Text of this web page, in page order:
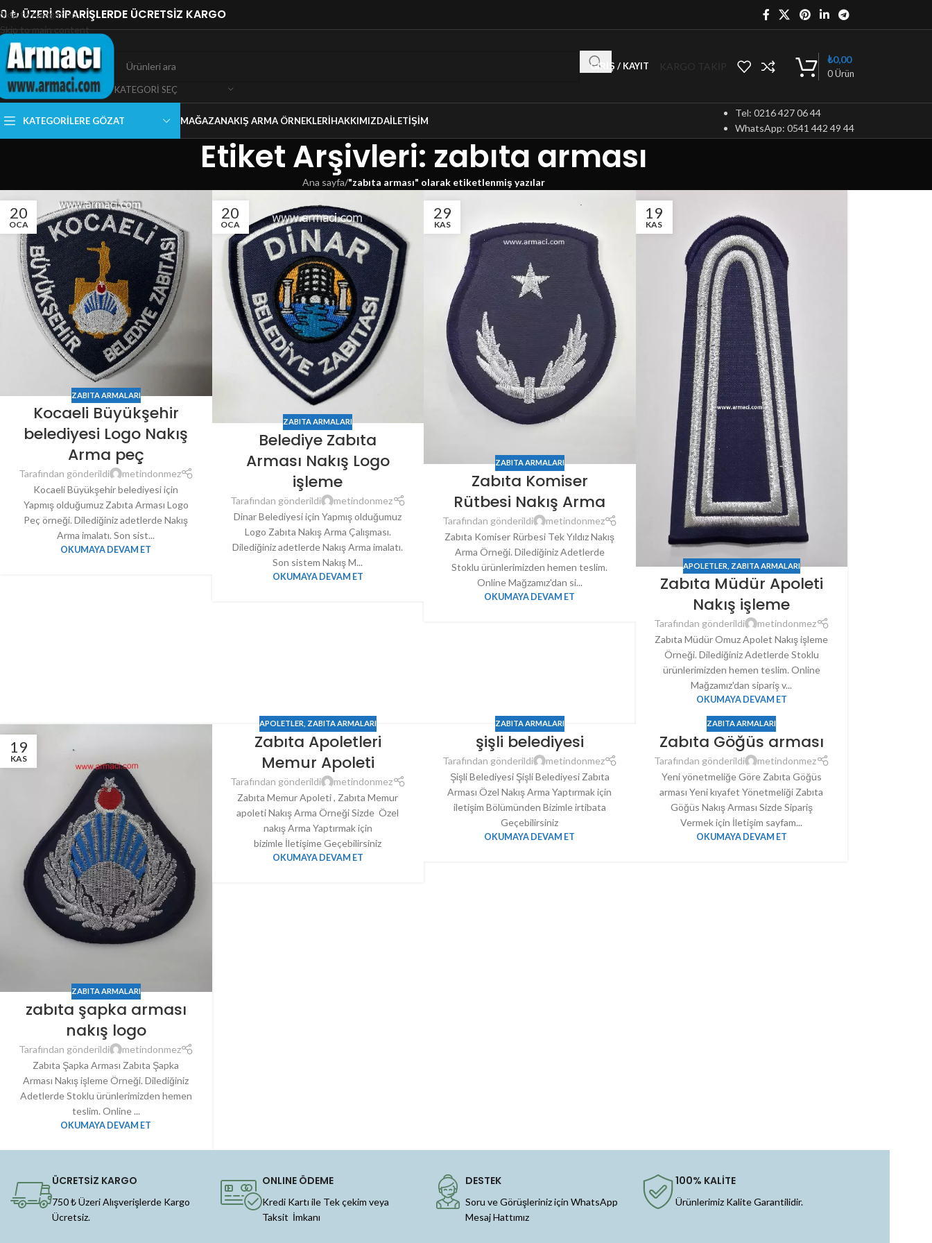
Skip to navigation
Skip to main content
₺ ÜZERİ SİPARİŞLERDE ÜCRETSİZ KARGO
KATEGORI SEÇ
GIRIŞ / KAYIT KARGO TAKİP
0Ürün
₺0,00
KATEGORILERE GÖZAT MAĞAZANAKIŞ ARMA ÖRNEKLERIHAKKIMIZDAİLETIŞIM
Tel: 0216 427 06 44
WhatsApp: 0541 442 49 44
Etiket Arşivleri: zabıta arması
Ana sayfa/"zabıta arması" olarak etiketlenmiş yazılar
20
OCA
ZABITA ARMALARI
Kocaeli Büyükşehir
belediyesi Logo Nakış
Arma peç
Tarafından gönderildi
metindonmez
Kocaeli Büyükşehir belediyesi için
Yapmış olduğumuz Zabıta Arması Logo
Peç örneği. Dilediğiniz adetlerde Nakış
Arma imalatı. Son sist...
OKUMAYA DEVAM ET
20
OCA
ZABITA ARMALARI
Belediye Zabıta
Arması Nakış Logo
işleme
Tarafından gönderildi
metindonmez
Dinar Belediyesi için Yapmış olduğumuz
Logo Zabıta Nakış Arma Çalışması.
Dilediğiniz adetlerde Nakış Arma imalatı.
Son sistem Nakış M...
OKUMAYA DEVAM ET
29
KAS
ZABITA ARMALARI
Zabıta Komiser
Rütbesi Nakış Arma
Tarafından gönderildi
metindonmez
Zabıta Komiser Rürbesi Tek Yıldız Nakış
Arma Örneği. Dilediğiniz Adetlerde
Stoklu ürünlerimizden hemen teslim.
Online Mağzamız'dan si...
OKUMAYA DEVAM ET
19
KAS
APOLETLER ZABITA ARMALARI
Zabıta Müdür Apoleti
Nakış işleme
Tarafından gönderildi
metindonmez
Zabıta Müdür Omuz Apolet Nakış işleme
Örneği. Dilediğiniz Adetlerde Stoklu
ürünlerimizden hemen teslim. Online
Mağzamız'dan sipariş v...
OKUMAYA DEVAM ET
19
KAS
ZABITA ARMALARI
zabıta şapka arması
nakış logo
Tarafından gönderildi
metindonmez
Zabıta Şapka Arması Zabıta Şapka
Arması Nakış işleme Örneği. Dilediğiniz
Adetlerde Stoklu ürünlerimizden hemen
teslim. Online ...
OKUMAYA DEVAM ET
APOLETLER ZABITA ARMALARI
Zabıta Apoletleri
Memur Apoleti
Tarafından gönderildi
metindonmez
Zabıta Memur Apoleti , Zabıta Memur
apoleti Nakış Arma Örneği Sizde Özel
nakış Arma Yaptırmak için
bizimle İletişime Geçebilirsiniz
OKUMAYA DEVAM ET
ZABITA ARMALARI
şişli belediyesi
Tarafından gönderildi
metindonmez
Şişli Belediyesi Şişli Belediyesi Zabıta
Arması Özel Nakış Arma Yaptırmak için
iletişim Bölümünden Bizimle irtibata
Geçebilirsiniz
OKUMAYA DEVAM ET
ZABITA ARMALARI
Zabıta Göğüs arması
Tarafından gönderildi
metindonmez
Yeni yönetmeliğe Göre Zabıta Göğüs
arması Yeni kıyafet Yönetmeliği Zabıta
Göğüs Nakış Arması Sizde Sipariş
Vermek için İletişim sayfam...
OKUMAYA DEVAM ET
ÜCRETSİZ KARGO
750 ₺ Üzeri Alışverişlerde Kargo
Ücretsiz.
ONLINE ÖDEME
Kredi Kartı ile Tek çekim veya
Taksit İmkanı
DESTEK
Soru ve Görüşleriniz için WhatsApp
Mesaj Hattımız
100% KALİTE
Ürünlerimiz Kalite Garantilidir.